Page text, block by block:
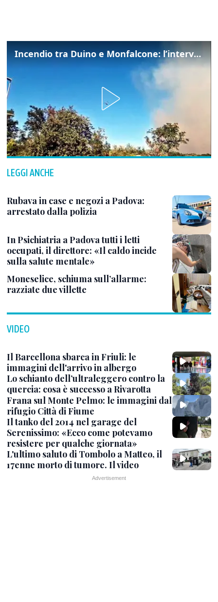
Incendio tra Duino e Monfalcone: l’intervento dei vigili del fuoco
LEGGI ANCHE
Rubava in case e negozi a Padova:
arrestato dalla polizia
In Psichiatria a Padova tutti i letti
occupati, il direttore: «Il caldo incide
sulla salute mentale»
Moneselice, schiuma sull’allarme:
razziate due villette
VIDEO
Il Barcellona sbarca in Friuli: le
immagini dell'arrivo in albergo
Lo schianto dell’ultraleggero contro la
quercia: cosa è successo a Rivarotta
Frana sul Monte Pelmo: le immagini dal
rifugio Città di Fiume
Il tanko del 2014 nel garage del
Serenissimo: «Ecco come potevamo
resistere per qualche giornata»
L'ultimo saluto di Tombolo a Matteo, il
17enne morto di tumore. Il video